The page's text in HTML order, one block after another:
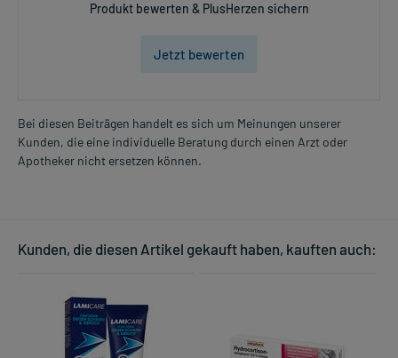
Produkt bewerten & PlusHerzen sichern
Jetzt bewerten
Bei diesen Beiträgen handelt es sich um Meinungen unserer
Kunden, die eine individuelle Beratung durch einen Arzt oder
Apotheker nicht ersetzen können.
Kunden, die diesen Artikel gekauft haben, kauften auch: